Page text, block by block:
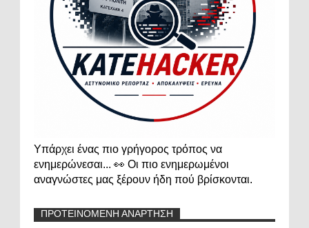
Υπάρχει ένας πιο γρήγορος τρόπος να
ενημερώνεσαι... 👀 Οι πιο ενημερωμένοι
αναγνώστες μας ξέρουν ήδη πού βρίσκονται.
ΠΡΟΤΕΙΝΟΜΕΝΗ ΑΝΑΡΤΗΣΗ